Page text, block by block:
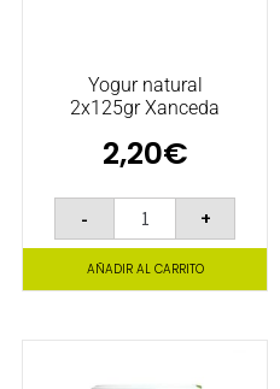
Yogur natural
2x125gr Xanceda
2,20€
- +
AÑADIR AL CARRITO